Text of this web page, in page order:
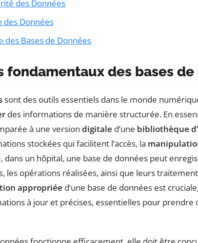
des Données
des Données
des Bases de Données
fondamentaux des bases de
sont des outils essentiels dans le monde
des informations de manière structurée. En
à une version digitale d’une bibliothèque
stockées qui facilitent l’accès, la
dans un hôpital, une base de données peut
les opérations réalisées, ainsi que leurs
appropriée d’une base de données est
à jour et précises, essentielles pour prendre